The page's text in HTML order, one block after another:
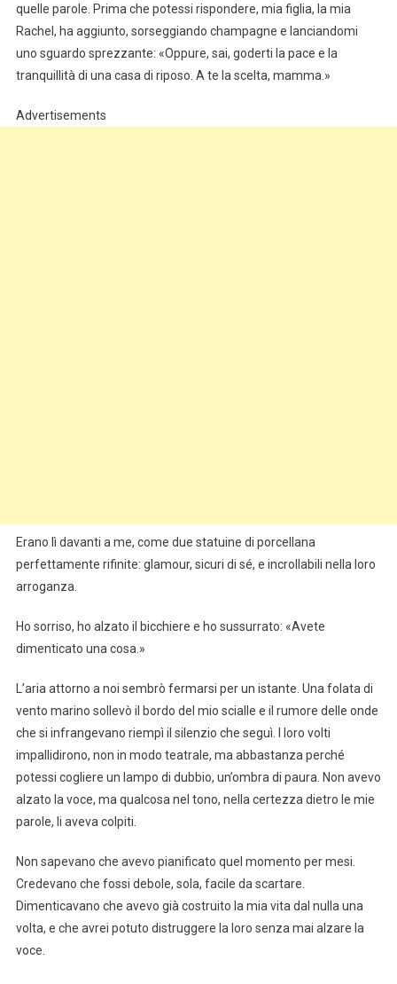
quelle parole. Prima che potessi rispondere, mia figlia, la mia
Rachel, ha aggiunto, sorseggiando champagne e lanciandomi
uno sguardo sprezzante: «Oppure, sai, goderti la pace e la
tranquillità di una casa di riposo. A te la scelta, mamma.»
Advertisements
Erano lì davanti a me, come due statuine di porcellana
perfettamente rifinite: glamour, sicuri di sé, e incrollabili nella loro
arroganza.
Ho sorriso, ho alzato il bicchiere e ho sussurrato: «Avete
dimenticato una cosa.»
L’aria attorno a noi sembrò fermarsi per un istante. Una folata di
vento marino sollevò il bordo del mio scialle e il rumore delle onde
che si infrangevano riempì il silenzio che seguì. I loro volti
impallidirono, non in modo teatrale, ma abbastanza perché
potessi cogliere un lampo di dubbio, un’ombra di paura. Non avevo
alzato la voce, ma qualcosa nel tono, nella certezza dietro le mie
parole, li aveva colpiti.
Non sapevano che avevo pianificato quel momento per mesi.
Credevano che fossi debole, sola, facile da scartare.
Dimenticavano che avevo già costruito la mia vita dal nulla una
volta, e che avrei potuto distruggere la loro senza mai alzare la
voce.